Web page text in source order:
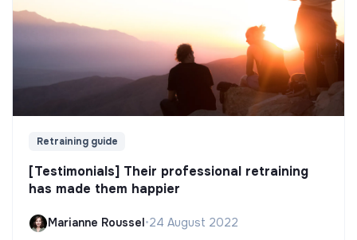
Retraining guide
[Testimonials] Their professional retraining
has made them happier
Marianne Roussel •24 August 2022